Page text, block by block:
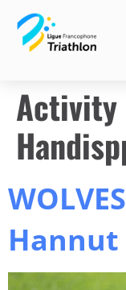
Activity
Hannut